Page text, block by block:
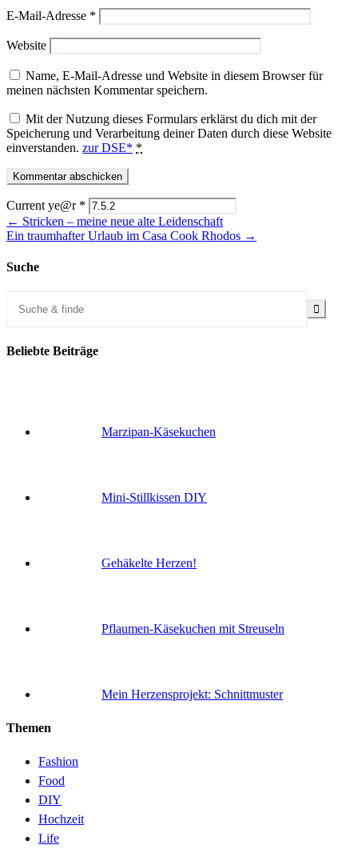
E-Mail-Adresse *
Website
Name, E-Mail-Adresse und Website in diesem Browser für
meinen nächsten Kommentar speichern.
Mit der Nutzung dieses Formulars erklärst du dich mit der
Speicherung und Verarbeitung deiner Daten durch diese Website
einverstanden. zur DSE* *
Current ye@r *
← Stricken – meine neue alte Leidenschaft
Ein traumhafter Urlaub im Casa Cook Rhodos →
Suche
Beliebte Beiträge
Marzipan-Käsekuchen
Mini-Stillkissen DIY
Gehäkelte Herzen!
Pflaumen-Käsekuchen mit Streuseln
Mein Herzensprojekt: Schnittmuster
Themen
Fashion
Food
DIY
Hochzeit
Life